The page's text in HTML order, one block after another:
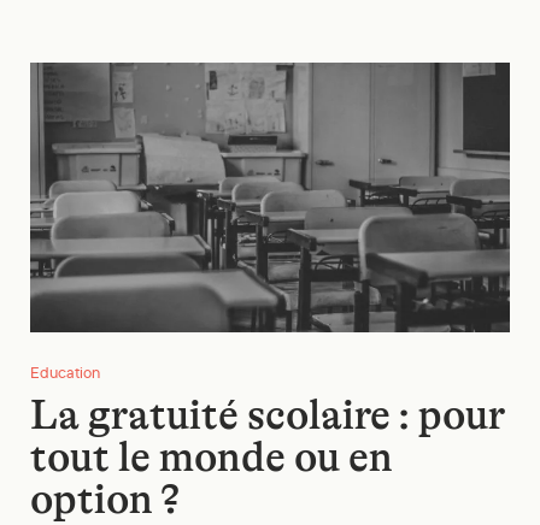
Education
La gratuité scolaire : pour
tout le monde ou en
option ?